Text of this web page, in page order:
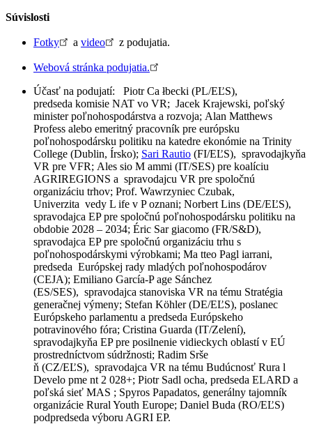
Súvislosti
Fotky a video z podujatia.
Webová stránka podujatia.
Účasť na podujatí: Piotr Ca łbecki (PL/EĽS),
predseda komisie NAT vo VR; Jacek Krajewski, poľský
minister poľnohospodárstva a rozvoja; Alan Matthews
Profess alebo emeritný pracovník pre európsku
poľnohospodársku politiku na katedre ekonómie na Trinity
College (Dublin, Írsko); Sari Rautio (FI/EĽS), spravodajkyňa
VR pre VFR; Ales sio M ammi (IT/SES) pre koalíciu
AGRIREGIONS a spravodajcu VR pre spoločnú
organizáciu trhov; Prof. Wawrzyniec Czubak,
Univerzita vedy L ife v P oznani; Norbert Lins (DE/EĽS),
spravodajca EP pre spoločnú poľnohospodársku politiku na
obdobie 2028 – 2034; Éric Sar giacomo (FR/S&D),
spravodajca EP pre spoločnú organizáciu trhu s
poľnohospodárskymi výrobkami; Ma tteo Pagl iarrani,
predseda Európskej rady mladých poľnohospodárov
(CEJA); Emiliano García-P age Sánchez
(ES/SES), spravodajca stanoviska VR na tému Stratégia
generačnej výmeny; Stefan Köhler (DE/EĽS), poslanec
Európskeho parlamentu a predseda Európskeho
potravinového fóra; Cristina Guarda (IT/Zelení),
spravodajkyňa EP pre posilnenie vidieckych oblastí v EÚ
prostredníctvom súdržnosti; Radim Srše
ň (CZ/EĽS), spravodajca VR na tému Budúcnosť Rura l
Develo pme nt 2 028+; Piotr Sadl ocha, predseda ELARD a
poľská sieť MAS ; Spyros Papadatos, generálny tajomník
organizácie Rural Youth Europe; Daniel Buda (RO/EĽS)
podpredseda výboru AGRI EP.